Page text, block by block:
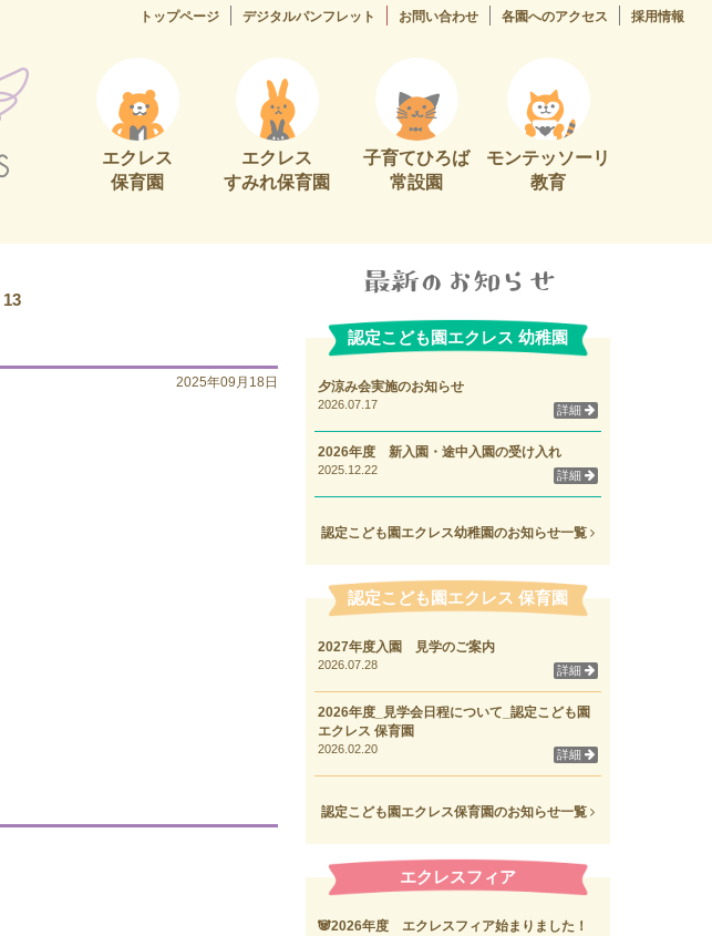
トップページ デジタルパンフレット お問い合わせ 各園へのアクセス 採用情報
エクレス
保育園
エクレス
すみれ保育園
子育てひろば
常設園
モンテッソーリ
教育
13
2025年09月18日
認定こども園エクレス 幼稚園
夕涼み会実施のお知らせ
2026.07.17 詳細
2026年度 新入園・途中入園の受け入れ
2025.12.22 詳細
認定こども園エクレス幼稚園のお知らせ一覧
認定こども園エクレス 保育園
2027年度入園 見学のご案内
2026.07.28 詳細
2026年度_見学会日程について_認定こども園
エクレス 保育園
2026.02.20 詳細
認定こども園エクレス保育園のお知らせ一覧
エクレスフィア
🐼2026年度 エクレスフィア始まりました！